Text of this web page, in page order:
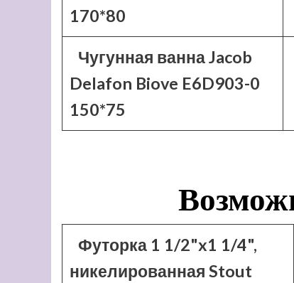
170*80
Чугунная ванна Jacob
Delafon Biove E6D903-0
150*75
Футорка 1 1/2"x1 1/4",
никелированная Stout